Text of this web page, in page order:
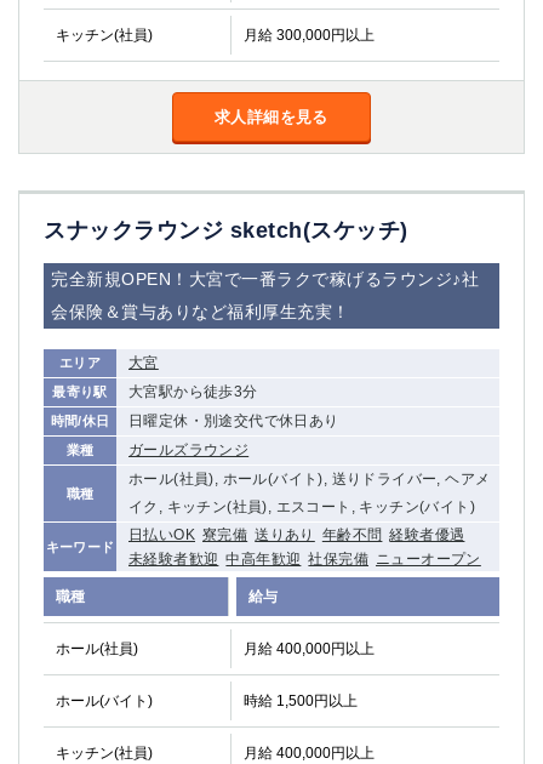
キッチン(社員) 月給 300,000円以上
求人詳細を見る
スナックラウンジ sketch(スケッチ)
完全新規OPEN！大宮で一番ラクで稼げるラウンジ♪社
会保険＆賞与ありなど福利厚生充実！
エリア 大宮
最寄り駅 大宮駅から徒歩3分
時間/休日 日曜定休・別途交代で休日あり
業種 ガールズラウンジ
職種
ホール(社員), ホール(バイト), 送りドライバー, ヘアメ
イク, キッチン(社員), エスコート, キッチン(バイト)
キーワード
日払いOK 寮完備 送りあり 年齢不問 経験者優遇
未経験者歓迎 中高年歓迎 社保完備 ニューオープン
職種 給与
ホール(社員) 月給 400,000円以上
ホール(バイト) 時給 1,500円以上
キッチン(社員) 月給 400,000円以上